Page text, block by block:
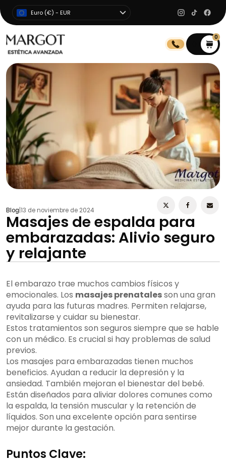
Euro (€) - EUR
0
Blog 13 de noviembre de 2024
Masajes de espalda para
embarazadas: Alivio seguro
y relajante
El embarazo trae muchos cambios físicos y
emocionales. Los masajes prenatalesson una gran
ayuda para las futuras madres. Permiten relajarse,
revitalizarse y cuidar su bienestar.
Estos tratamientos son seguros siempre que se hable
con un médico. Es crucial si hay problemas de salud
previos.
Los masajes para embarazadas tienen muchos
beneficios. Ayudan a reducir la depresión y la
ansiedad. También mejoran el bienestar del bebé.
Están diseñados para aliviar dolores comunes como
la espalda, la tensión muscular y la retención de
líquidos. Son una excelente opción para sentirse
mejor durante la gestación.
Puntos Clave: